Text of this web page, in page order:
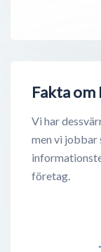
Fakta
Vi har
men vi jobbar
företag.